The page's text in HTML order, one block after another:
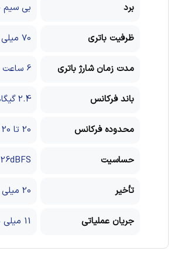
برد بی سیم 10 متر
ظرفیت باتری 70 میلی آمپر ساعت
مدت زمان شارژ باتری 6 ساعت
باند فرکانس 2.4 گیگاهرتز
محدوده فرکانس 20 تا 20 کیلوهرتز
حساسیت 26dBFS
تأخیر 20 میلی ثانیه (حالت 2.4G)
جریان عملیاتی 11 میلی متر